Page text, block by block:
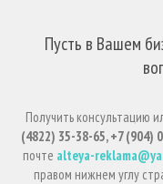
Пусть в Вашем
Получить консультацию
(4822) 35-38-65, +7 (904)
почте alteya-
правом нижнем углу